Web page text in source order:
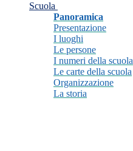
Scuola
Panoramica
Presentazione
I luoghi
Le persone
I numeri della scuola
Le carte della scuola
Organizzazione
La storia